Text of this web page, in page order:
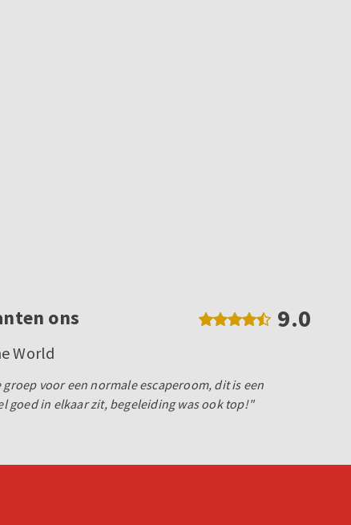
ons 9.0
World
groep voor een normale escaperoom, dit is een
goed in elkaar zit, begeleiding was ook top!"